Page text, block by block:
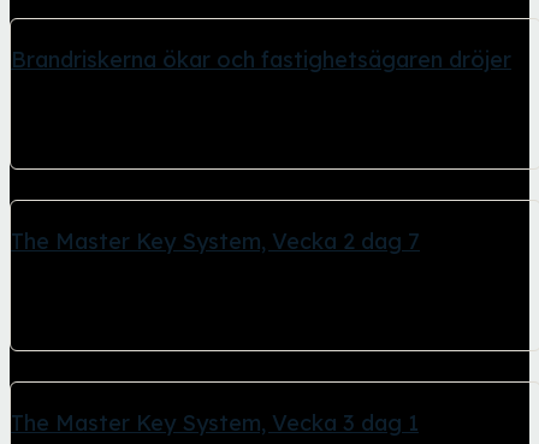
Brandriskerna ökar och fastighetsägaren dröjer
The Master Key System, Vecka 2 dag 7
The Master Key System, Vecka 3 dag 1